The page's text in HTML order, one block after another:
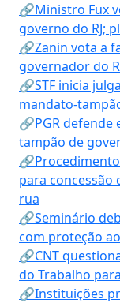
🔗Ministro Fux
governo do RJ;
🔗Zanin vota a
governador do
🔗STF inicia
mandato-
🔗PGR defende
tampão de
para concessão
rua
🔗Seminário
com proteção
🔗CNT
do Trabalho
🔗Instituições